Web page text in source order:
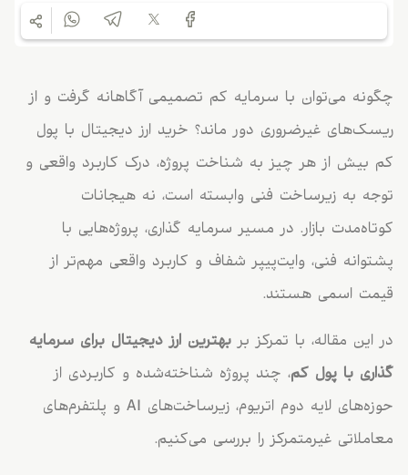
چگونه می‌توان با سرمایه کم تصمیمی آگاهانه گرفت و از
ریسک‌های غیرضروری دور ماند؟ خرید ارز دیجیتال با پول
کم بیش از هر چیز به شناخت پروژه، درک کاربرد واقعی و
توجه به زیرساخت فنی وابسته است، نه هیجانات
کوتاه‌مدت بازار. در مسیر سرمایه‌ گذاری، پروژه‌هایی با
پشتوانه فنی، وایت‌پیپر شفاف و کاربرد واقعی مهم‌تر از
قیمت اسمی هستند.
در این مقاله، با تمرکز بر بهترین ارز دیجیتال برای سرمایه
گذاری با پول کم، چند پروژه شناخته‌شده و کاربردی از
حوزه‌های لایه دوم اتریوم، زیرساخت‌های AI و پلتفرم‌های
معاملاتی غیرمتمرکز را بررسی می‌کنیم.